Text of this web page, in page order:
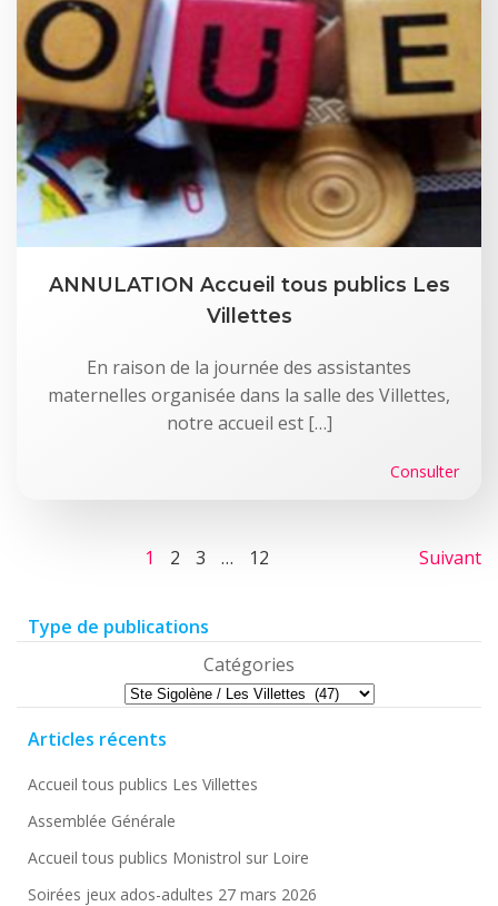
ANNULATION Accueil tous publics Les
Villettes
En raison de la journée des assistantes
maternelles organisée dans la salle des Villettes,
notre accueil est […]
Consulter
navigation
Page
1 Page
2 Page
3 … Page
12 Suivant
Type de publications
Catégories
Articles récents
Accueil tous publics Les Villettes
Assemblée Générale
Accueil tous publics Monistrol sur Loire
Soirées jeux ados-adultes 27 mars 2026